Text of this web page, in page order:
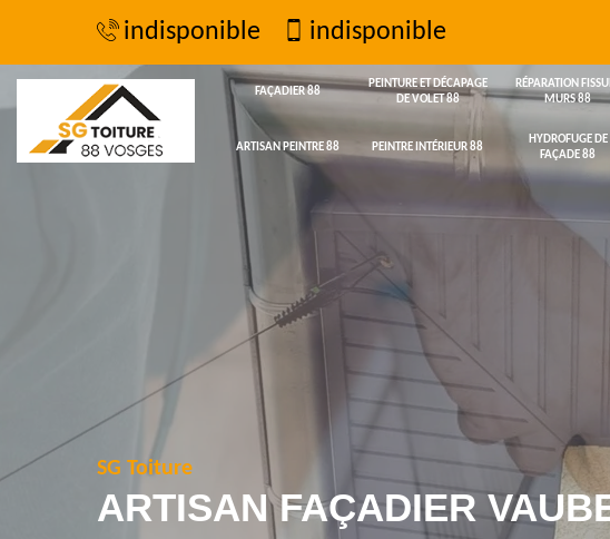
indisponible indisponible
FAÇADIER 88
PEINTURE ET DÉCAPAGE
DE VOLET 88
RÉPARATION
MURS 88
ARTISAN PEINTRE 88 PEINTRE INTÉRIEUR 88
HYDROFUGE DE
FAÇADE 88
SG Toiture
ARTISAN FAÇADIER